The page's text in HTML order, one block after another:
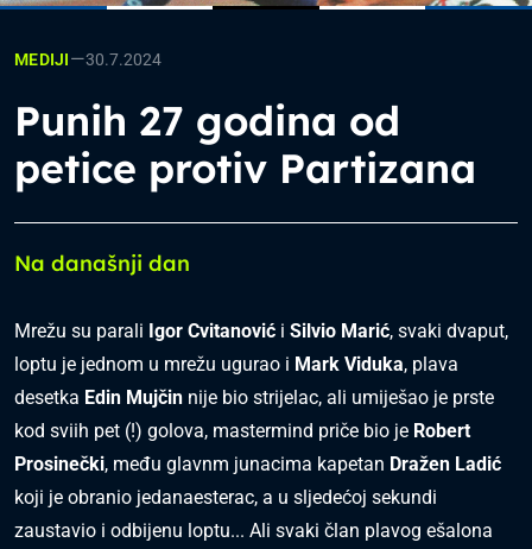
MEDIJI—30.7.2024
Punih 27 godina od
petice protiv Partizana
Na današnji dan
Mrežu su parali Igor Cvitanović i Silvio Marić, svaki dvaput,
loptu je jednom u mrežu ugurao i Mark Viduka, plava
desetka Edin Mujčin nije bio strijelac, ali umiješao je prste
kod sviih pet (!) golova, mastermind priče bio je Robert
Prosinečki, među glavnm junacima kapetan Dražen Ladić
koji je obranio jedanaesterac, a u sljedećoj sekundi
zaustavio i odbijenu loptu... Ali svaki član plavog ešalona